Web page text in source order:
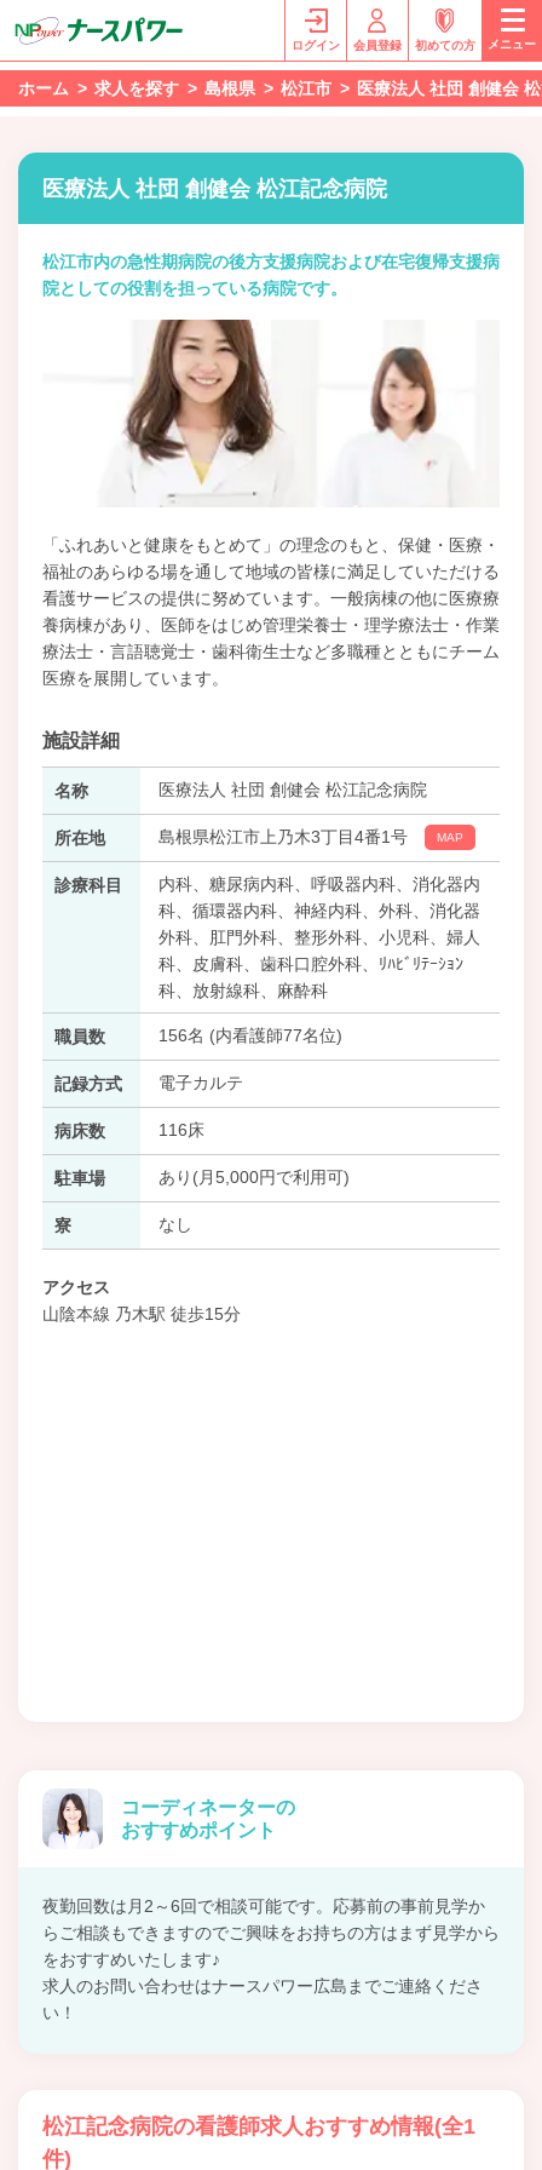
ログイン 会員登録 初めての方 メニュー
ホーム 求人を探す 島根県 松江市 医療法人 社団 創健会
医療法人 社団 創健会 松江記念病院
松江市内の急性期病院の後方支援病院および在宅復帰支援病
院としての役割を担っている病院です。
「ふれあいと健康をもとめて」の理念のもと、保健・医療・
福祉のあらゆる場を通して地域の皆様に満足していただける
看護サービスの提供に努めています。一般病棟の他に医療療
養病棟があり、医師をはじめ管理栄養士・理学療法士・作業
療法士・言語聴覚士・歯科衛生士など多職種とともにチーム
医療を展開しています。
施設詳細
名称 医療法人 社団 創健会 松江記念病院
所在地 島根県松江市上乃木3丁目4番1号 MAP
診療科目
内科、糖尿病内科、呼吸器内科、消化器内
科、循環器内科、神経内科、外科、消化器
外科、肛門外科、整形外科、小児科、婦人
科、皮膚科、歯科口腔外科、ﾘﾊﾋﾞﾘﾃｰｼｮﾝ
科、放射線科、麻酔科
職員数 156名 (内看護師77名位)
記録方式 電子カルテ
病床数 116床
駐車場 あり(月5,000円で利用可)
寮 なし
アクセス
山陰本線 乃木駅 徒歩15分
コーディネーターの
おすすめポイント
夜勤回数は月2～6回で相談可能です。応募前の事前見学か
らご相談もできますのでご興味をお持ちの方はまず見学から
をおすすめいたします♪
求人のお問い合わせはナースパワー広島までご連絡くださ
い！
松江記念病院の看護師求人おすすめ情報(全1
件)